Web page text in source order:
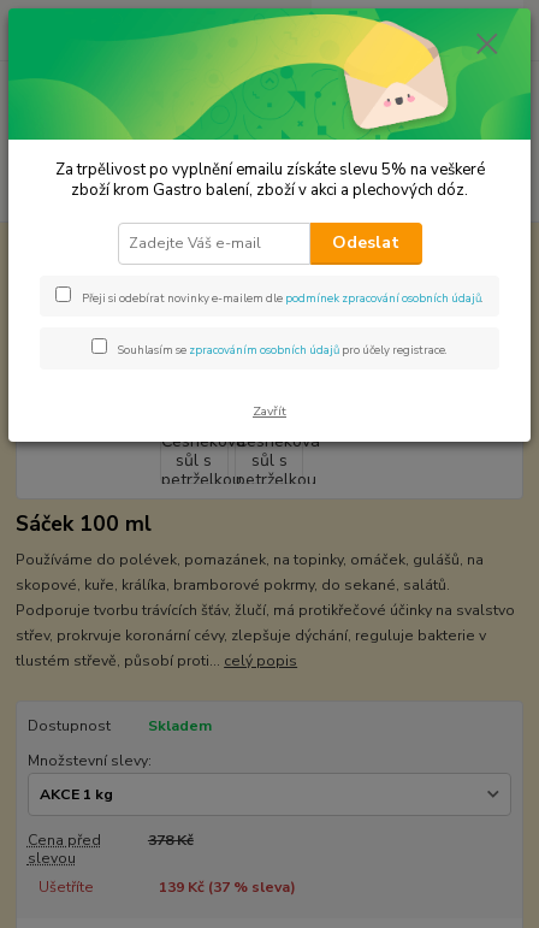
Menu
Hledat
ks
za 0,00 Kč
Koření od Samuela podle způsobu použití
Česneková sůl s
Sáček 100 ml
Používáme do polévek, pomazánek, na topinky, omáček, gulášů, na
skopové, kuře, králíka, bramborové pokrmy, do sekané, salátů.
Podporuje tvorbu trávících šťáv, žlučí, má protikřečové účinky na svalstvo
střev, prokrvuje koronární cévy, zlepšuje dýchání, reguluje bakterie v
tlustém střevě, působí proti... celý popis
Dostupnost
Skladem
Množstevní slevy:
Cena před
slevou
378 Kč
Ušetříte 139 Kč (37% sleva)
Za trpělivost po vyplnění emailu získáte slevu 5% na veškeré
zboží krom Gastro balení, zboží v akci a plechových dóz.
Odeslat
Přeji si odebírat novinky e-mailem dle podmínek zpracování osobních údajů
Souhlasím se zpracováním osobních údajů pro účely registrace.
Zavřít